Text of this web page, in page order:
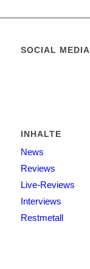
SOCIAL MEDIA
INHALTE
News
Reviews
Live-Reviews
Interviews
Restmetall